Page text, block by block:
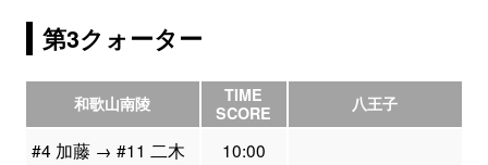
第3クォーター
和歌山南陵
TIME
SCORE
八王子
#4 加藤 → #11 二木
10:00